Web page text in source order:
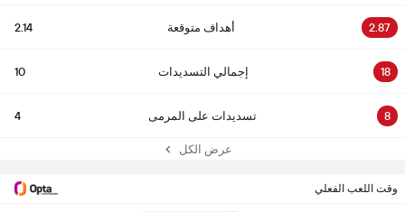
2.87 أهداف متوقعة 2.14
18 إجمالي التسديدات 10
8 تسديدات على المرمى 4
عرض الكل
وقت اللعب الفعلي